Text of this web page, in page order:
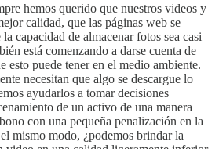
hemos querido que nuestros videos y
calidad, que las páginas web se
capacidad de almacenar fotos sea casi
está comenzando a darse cuenta de
esto puede tener en el medio ambiente.
necesitan que algo se descargue lo
ayudarlos a tomar decisiones
de un activo de una manera
con una pequeña penalización en la
mismo modo, ¿podemos brindar la